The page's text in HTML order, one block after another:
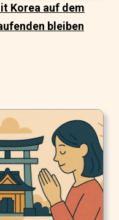
Korea auf dem
bleiben